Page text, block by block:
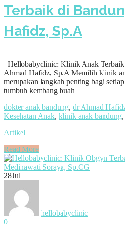
Terbaik di
Hafidz, Sp.A
Hellobabyclinic: Klinik Anak Terbaik
Ahmad Hafidz, Sp.A Memilih klinik
merupakan langkah penting bagi
tumbuh kembang buah
dokter anak bandung, dr Ahmad
Kesehatan Anak, klinik anak bandung,
Artikel
Read More
28Jul
hellobabyclinic
0